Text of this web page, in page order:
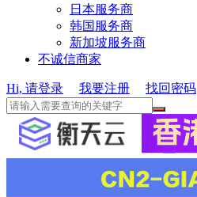
日本服务商
韩国服务商
新加坡服务商
不诚信商家
Hi, 请登录 我要注册 找回密码